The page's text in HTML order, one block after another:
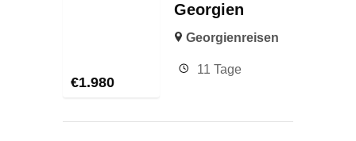
€1.980
Georgien
Georgienreisen
11 Tage